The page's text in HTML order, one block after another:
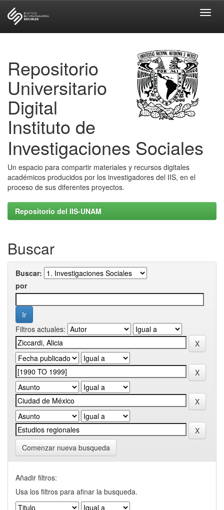
Repositorio
Universitario
Digital
Instituto de
Investigaciones Sociales
Un espacio para compartir materiales y recursos digitales
académicos producidos por los investigadores del IIS, en el
proceso de sus diferentes proyectos.
Repositorio del IIS-UNAM
Buscar
Buscar:
por
Filtros actuales:
Comenzar nueva busqueda
Añadir filtros:
Usa los filtros para afinar la busqueda.